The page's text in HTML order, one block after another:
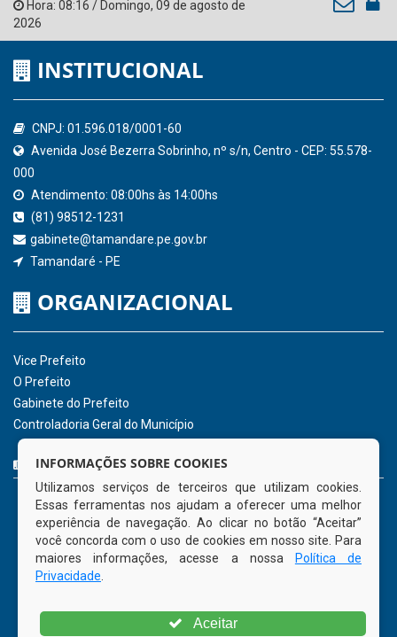
Ministério Público do Estado de Pernambuco
Controladoria-Geral da União
Confederação Nacional de Municípios - CNM
QEdu
Consultar Convênios
Receber Informações sobre novos Repasses
Hora:08:16/ Domingo ,09 de agosto de
2026
INSTITUCIONAL
CNPJ: 01.596.018/0001-60
000
Atendimento: 08:00hs às 14:00hs
(81) 98512-1231
gabinete@tamandare.pe.gov.br
Tamandaré - PE
INFORMAÇÕES SOBRE COOKIES
Utilizamos serviços de terceiros que utilizam cookies.
Essas ferramentas nos ajudam a oferecer uma melhor
experiência de navegação. Ao clicar no botão “Aceitar”
você concorda com o uso de cookies em nosso site. Para
maiores informações, acesse a nossa
Política de
Privacidade
Aceitar